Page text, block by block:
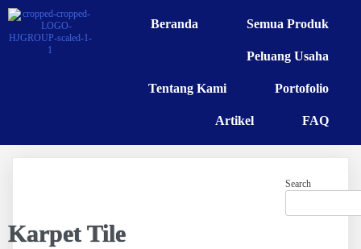
Beranda Semua Produk
Peluang Usaha
Tentang Kami Portofolio
Artikel FAQ
Karpet Tile
Search